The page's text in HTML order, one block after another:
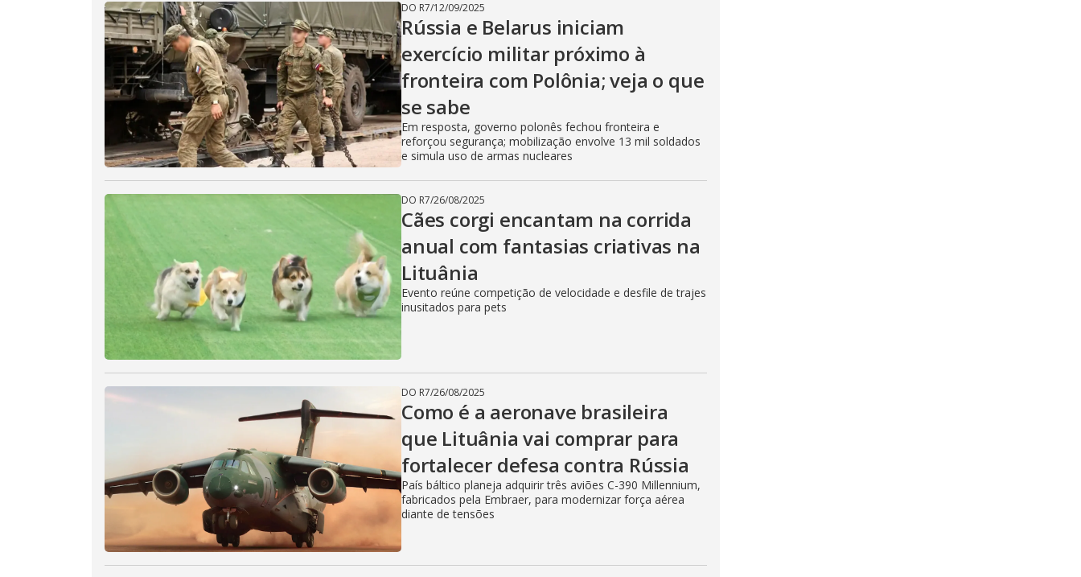
DO R7/12/09/2025
Rússia e Belarus iniciam
exercício militar próximo à
fronteira com Polônia; veja o que
se sabe
Em resposta, governo polonês fechou fronteira e
reforçou segurança; mobilização envolve 13 mil soldados
e simula uso de armas nucleares
DO R7/26/08/2025
Cães corgi encantam na corrida
anual com fantasias criativas na
Lituânia
Evento reúne competição de velocidade e desfile de trajes
inusitados para pets
DO R7/26/08/2025
Como é a aeronave brasileira
que Lituânia vai comprar para
fortalecer defesa contra Rússia
País báltico planeja adquirir três aviões C-390 Millennium,
fabricados pela Embraer, para modernizar força aérea
diante de tensões